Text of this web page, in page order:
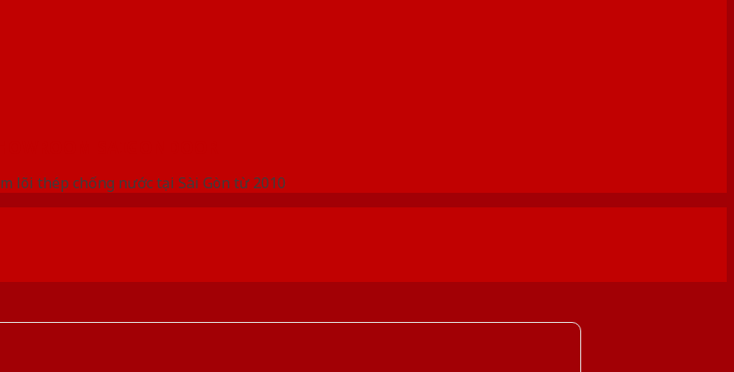
lõi thép chống nước tại Sài Gòn từ 2010